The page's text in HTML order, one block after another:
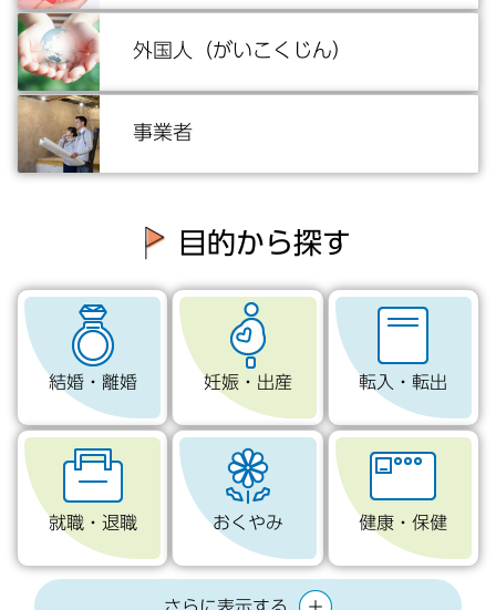
外国人 （がいこくじん）
事業者
目的から探す
結婚・離婚 妊娠・出産 転入・転出
就職・退職 おくやみ 健康・保健